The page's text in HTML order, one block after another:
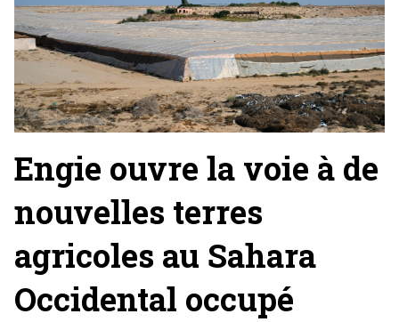
Engie ouvre la voie à de
nouvelles terres
agricoles au Sahara
Occidental occupé